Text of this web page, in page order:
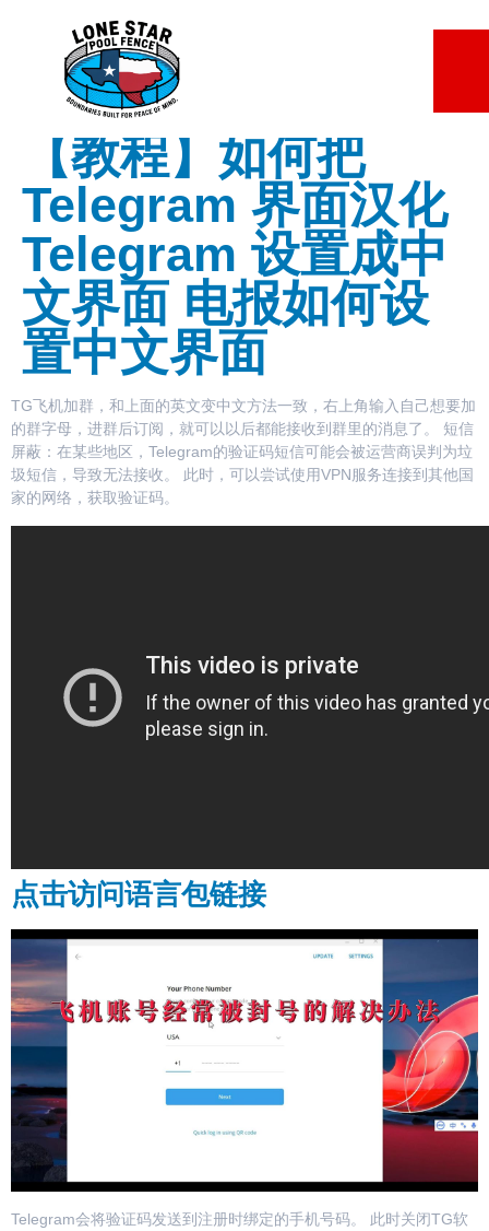
Lorem ipsum dolor sit amet, consectetur adipiscing elit. Ut elit
tellus, luctus nec ullamcorper mattis, pulvinar dapibus leo.
sweet bonanza
gates of olympus giriş
【教程】如何把
Telegram 界面汉化
Telegram 设置成中
文界面 电报如何设
置中文界面
TG飞机加群，和上面的英文变中文方法一致，右上角输入自己想要加
的群字母，进群后订阅，就可以以后都能接收到群里的消息了。 短信
屏蔽：在某些地区，Telegram的验证码短信可能会被运营商误判为垃
圾短信，导致无法接收。 此时，可以尝试使用VPN服务连接到其他国
家的网络，获取验证码。
点击访问语言包链接
Telegram会将验证码发送到注册时绑定的手机号码。 此时关闭TG软